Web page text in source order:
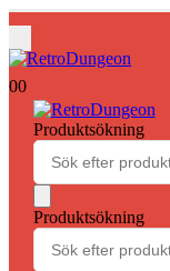
00
Produktsökning
Produktsökning